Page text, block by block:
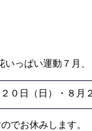
いっぱい運動７月
０日（日）・８月
でお休みします。